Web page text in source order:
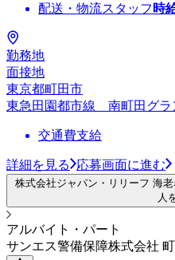
配送・物流スタッフ 時
勤務地
面接地
東京都町田市
東急田園都市線 南町田グ
交通費支給
詳細を見る 応募画面に進む
株式会社ジャパン・リリーフ 海
人
アルバイト・パート
サンエス警備保障株式会社